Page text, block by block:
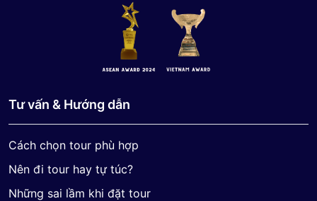
Tư vấn & Hướng dẫn
Cách chọn tour phù hợp
Nên đi tour hay tự túc?
Những sai lầm khi đặt tour